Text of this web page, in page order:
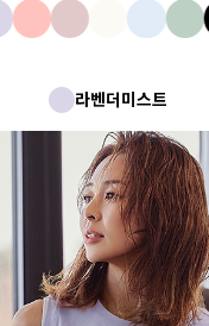
라벤더미스트